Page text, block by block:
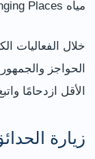
مياه Changing Places ومقاعد متكررة للاستراحة.
خلال الفعاليات
الحواجز
الأقل ازدحامًا
زيارة